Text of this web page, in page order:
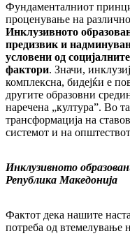
Фундаменталниот
проценување на
Инклузивното
предизвик и
условени од
фактори. Значи,
комплексна, бидејќи е
другите образовни
наречена „култура”. Во
трансформација на
системот и на
Инклузивното
Република Македонија
Фактот дека нашите
потреба од втемелување